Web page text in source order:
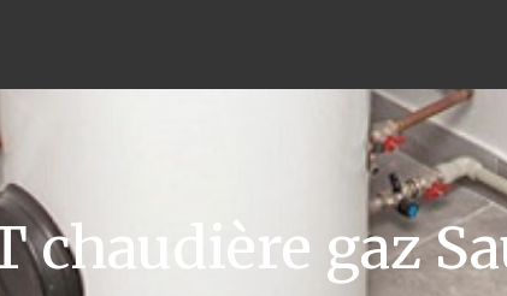
chaudière gaz